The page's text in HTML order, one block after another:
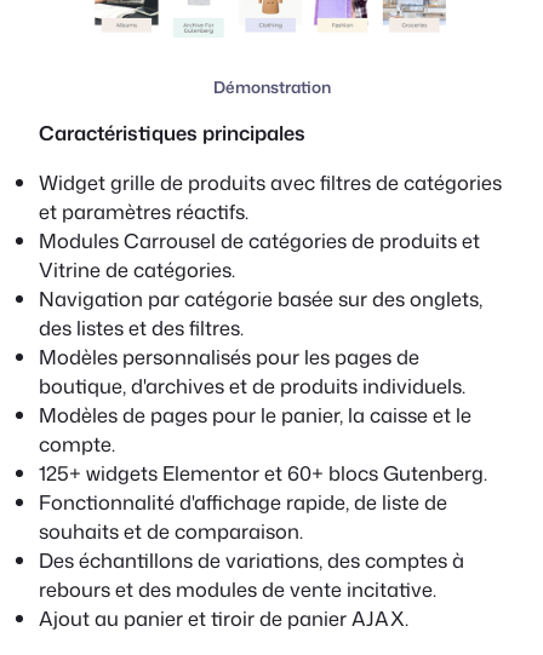
Démonstration
Caractéristiques principales
Widget grille de produits avec filtres de catégories
et paramètres réactifs.
Modules Carrousel de catégories de produits et
Vitrine de catégories.
Navigation par catégorie basée sur des onglets,
des listes et des filtres.
Modèles personnalisés pour les pages de
boutique, d'archives et de produits individuels.
Modèles de pages pour le panier, la caisse et le
compte.
125+ widgets Elementor et 60+ blocs Gutenberg.
Fonctionnalité d'affichage rapide, de liste de
souhaits et de comparaison.
Des échantillons de variations, des comptes à
rebours et des modules de vente incitative.
Ajout au panier et tiroir de panier AJAX.